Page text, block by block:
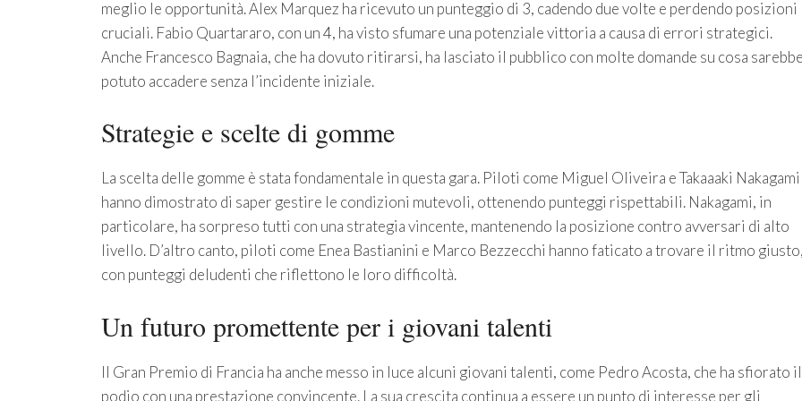
meglio le opportunità. Alex Marquez ha ricevuto un punteggio di 3, cadendo due volte e perdendo posizioni
cruciali. Fabio Quartararo, con un 4, ha visto sfumare una potenziale vittoria a causa di errori strategici.
Anche Francesco Bagnaia, che ha dovuto ritirarsi, ha lasciato il pubblico con molte domande su cosa
potuto accadere senza l’incidente iniziale.
Strategie e scelte di gomme
La scelta delle gomme è stata fondamentale in questa gara. Piloti come Miguel Oliveira e Takaaaki Nakagami
hanno dimostrato di saper gestire le condizioni mutevoli, ottenendo punteggi rispettabili. Nakagami, in
particolare, ha sorpreso tutti con una strategia vincente, mantenendo la posizione contro avversari di alto
livello. D’altro canto, piloti come Enea Bastianini e Marco Bezzecchi hanno faticato a trovare il ritmo
con punteggi deludenti che riflettono le loro difficoltà.
Un futuro promettente per i giovani talenti
Il Gran Premio di Francia ha anche messo in luce alcuni giovani talenti, come Pedro Acosta, che ha sfiorato il
podio con una prestazione convincente. La sua crescita continua a essere un punto di interesse per gli